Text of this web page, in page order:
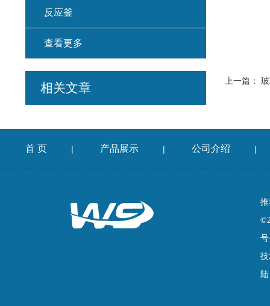
上一篇：
反应釜
查看更多
相关文章
首 页 | 产品展示 | 公司介绍 |
号
陆